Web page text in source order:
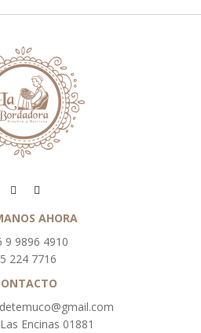
AHORA
9 9896 4910
224 7716
Encinas 01881